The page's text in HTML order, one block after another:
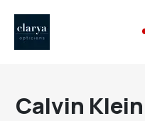
Calvin Klein